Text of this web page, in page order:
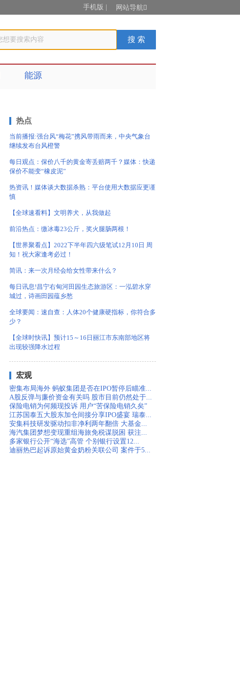
手机版 网站导航
能源
热点
当前播报:强台风“梅花”携风带雨而来，中央气象台
继续发布台风橙警
每日观点：保价八千的黄金寄丢赔两千？媒体：快递
保价不能变“橡皮泥”
热资讯！媒体谈大数据杀熟：平台使用大数据应更谨
慎
【全球速看料】文明养犬，从我做起
前沿热点：缴冰毒23公斤，奖火腿肠两根！
【世界聚看点】2022下半年四六级笔试12月10日 周
知！祝大家逢考必过！
简讯：来一次月经会给女性带来什么？
每日讯息!昌宁右甸河田园生态旅游区：一泓碧水穿
城过，诗画田园蕴乡愁
全球要闻：速自查：人体20个健康硬指标，你符合多
少？
【全球时快讯】预计15～16日丽江市东南部地区将
出现较强降水过程
宏观
密集布局海外 蚂蚁集团是否在IPO暂停后瞄准...
A股反弹与廉价资金有关吗 股市目前仍然处于...
保险电销为何频现投诉 用户“苦保险电销久矣”
江苏国泰五大股东加仓间接分享IPO盛宴 瑞泰...
安集科技研发驱动扣非净利两年翻倍 大基金...
海汽集团梦想变现重组海旅免税谋脱困 获注...
多家银行公开“海选”高管 个别银行设置12...
迪丽热巴起诉原始黄金奶粉关联公司 案件于5...